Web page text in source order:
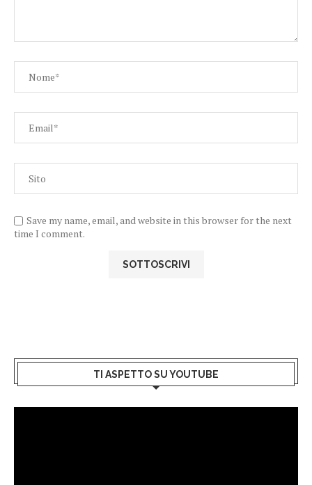
Save my name, email, and website in this browser for the next
time I comment.
TI ASPETTO SU YOUTUBE